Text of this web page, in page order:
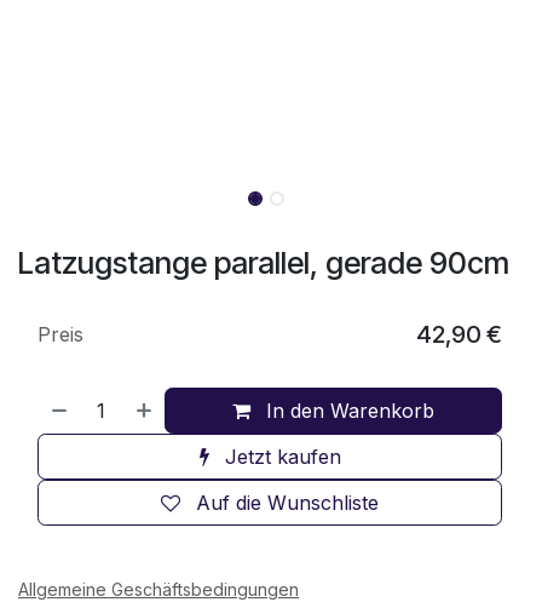
Latzugstange parallel, gerade 90cm
In den Warenkorb
Jetzt kaufen
Auf die Wunschliste
Preis 42,90 €
Allgemeine Geschäftsbedingungen